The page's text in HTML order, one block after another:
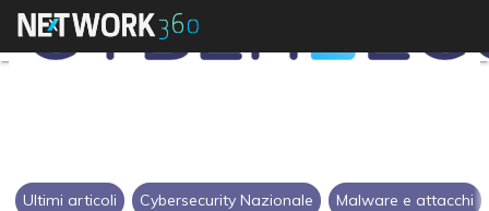
Ultimi articoli Cybersecurity Nazionale Malware e attacchi